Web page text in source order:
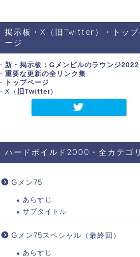
掲示板・X（旧Twitter）・トップ
ージ
・ 新・掲示板：Gメンビルのラウンジ2022
・ 重要な更新の全リンク集
・
トップページ
・X（ 旧Twitter)
ハードボイルド2000・全カテゴ
Gメン75
あらすじ
サブタイトル
Gメン75スペシャル（最終回）
あらすじ